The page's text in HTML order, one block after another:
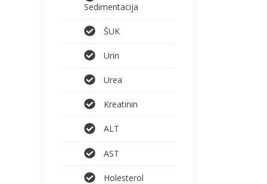
Sedimentacija
ŠUK
Urin
Urea
Kreatinin
ALT
AST
Holesterol